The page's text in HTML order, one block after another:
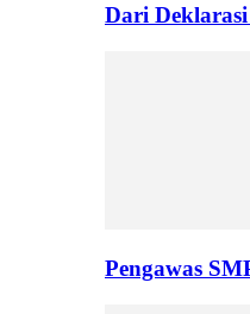
Dari
Pengawas